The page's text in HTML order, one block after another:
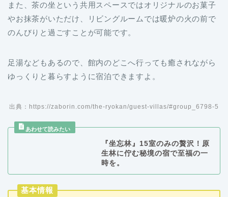
また、茶の坐という共用スペースではオリジナルのお菓子
やお抹茶がいただけ、リビングルームでは暖炉の火の前で
のんびりと過ごすことが可能です。
足湯などもあるので、館内のどこへ行っても癒されながら
ゆっくりと暮らすように宿泊できますよ。
出典：https://zaborin.com/the-ryokan/guest-villas/#group_6798-5
『坐忘林』15室のみの贅沢！原
生林に佇む秘境の宿で至福の一
時を。
基本情報